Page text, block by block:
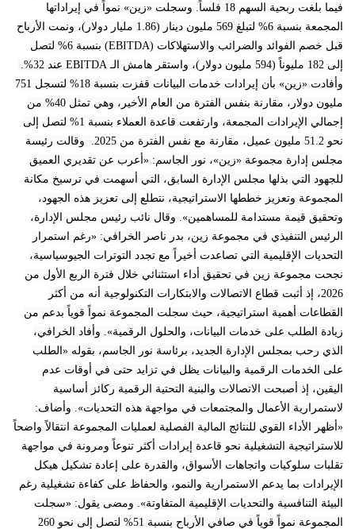
فيما بلغت ربحية السهم 18 فلساً. وسجلت «زين» نمواً في إيراداتها
المجمعة بنسبة 6% لتبلغ 569 مليون دينار (1.86 مليار دولار)، ونمت الأرباح
قبل خصم الفوائد والضرائب والاستهلاكات (EBITDA) بنسبة 6% لتصل
إلى 182 مليوناً (594 مليون دولار)، واستقر هامش الـ EBITDA عند 32%.
وأفادت «زين» بأن إيرادات خدمات البيانات قفزت بنسبة 18% لتسجل 751
مليون دولار، مقارنة بنفس الفترة من العام الأخير، وهي تمثل 40% من
إجمالي الإيرادات المجمعة، وارتفعت قاعدة العملاء بنسبة 1% لتصل إلى
نحو 51.2 مليون عميل، مقارنة مع نفس الفترة من 2025. وقالت رئيسة
مجلس إدارة مجموعة «زين»، نور الجاسم: «أعرب عن تقديري العميق
للجهود التي بذلها مجلس الإدارة السابق، التي أسهمت في ترسيخ مكانة
المجموعة وتعزيز خططها الاستراتيجية، نتطلع إلى تعزيز هذه الجهود،
وتحقيق قيمة مستدامة للمساهمين». وقال نائب رئيس مجلس الإدارة،
الرئيس التنفيذي في مجموعة زين، بدر ناصر الخرافي: «رغم استمرار
التحديات الإقليمية التي تصاعدت أخيراً مع تجدد التوترات الجيوسياسية،
نجحت مجموعة زين في تحقيق أداء استثنائي خلال فترة الربع الأول من
2026، إذ أثبت قطاع الاتصالات والابتكارات التكنولوجية أنه من أكثر
القطاعات أهمية استراتيجية، حيث سجلت المجموعة نمواً قوياً بدعم من
زيادة الطلب على خدمات البيانات، والحلول الرقمية». وأفاد الخرافي،
الذي رحب بمجلس الإدارة الجديد، برئاسة نور الجاسم، بقوله «الطلب
على الخدمات الرقمية والبيانات يظل في تزايد حتى في أوقات عدم
اليقين، إذ أصبحت الاتصالات والبنية التحتية الرقمية ركائز أساسية
لاستمرارية الأعمال والمجتمعات في مواجهة هذه التحديات». وأضاف:
«أظهر الأداء القوي للنتائج المالية الفصلية لعمليات المجموعة انتقالاً واضحاً
للاستراتيجية التشغيلية نحو قاعدة إيرادات أكثر تنوعاً ومرونة في مواجهة
تقلبات سلوكيات واتجاهات الأسواق، والقدرة على إعادة تشكيل هيكل
الإيرادات بما يدعم الاستمرارية والنمو، والحفاظ على كفاءة تشغيلية رغم
البيئة التنافسية والتحديات الإقليمية المتفاوتة». ومضى يقول: «سجلت
المجموعة نمواً قوياً في صافي الأرباح بنسبة 51% لتصل إلى نحو 260